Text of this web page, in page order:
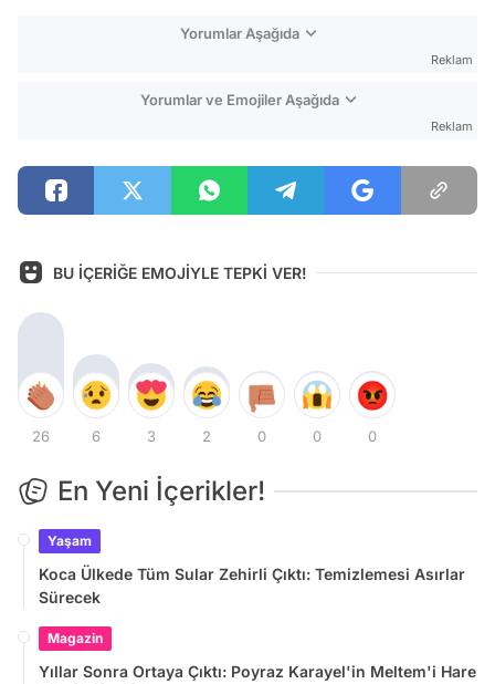
Yorumlar Aşağıda
Reklam
Yorumlar ve Emojiler Aşağıda
Reklam
BU İÇERİĞE EMOJİYLE TEPKİ VER!
26 6 3 2 0 0 0
En Yeni İçerikler!
Yaşam
Koca Ülkede Tüm Sular Zehirli Çıktı: Temizlemesi Asırlar
Sürecek
Magazin
Yıllar Sonra Ortaya Çıktı: Poyraz Karayel'in Meltem'i Hare